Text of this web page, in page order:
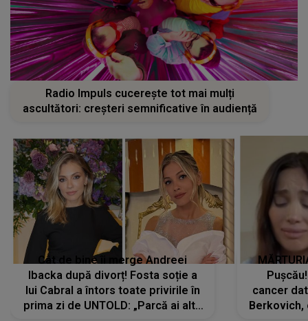
Radio Impuls cucerește tot mai mulți
ascultători: creșteri semnificative în audiență
Cât de bine îi merge Andreei
Ibacka după divorț! Fosta soție a
lui Cabral a întors toate privirile în
prima zi de UNTOLD: „Parcă ai altă
cancer